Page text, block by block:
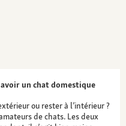
un chat domestique
ou rester à l’intérieur ?
de chats. Les deux